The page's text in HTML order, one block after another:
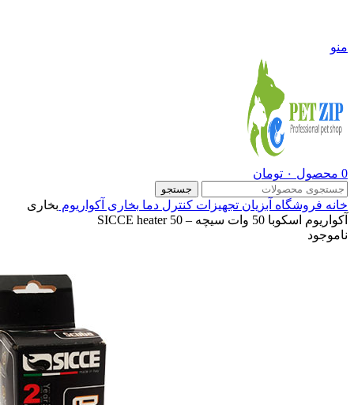
منو
0 محصول ۰ تومان
جستجو
خانه فروشگاه آبزیان تجهیزات کنترل دما بخاری آکواریوم بخاری
آکواریوم اسکوبا 50 وات سیچه – SICCE heater 50
ناموجود